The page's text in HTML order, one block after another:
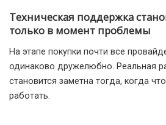
Техническая поддержка
только в момент проблемы
На этапе покупки почти все
одинаково дружелюбно. Реальная
становится заметна тогда, когда
работать.